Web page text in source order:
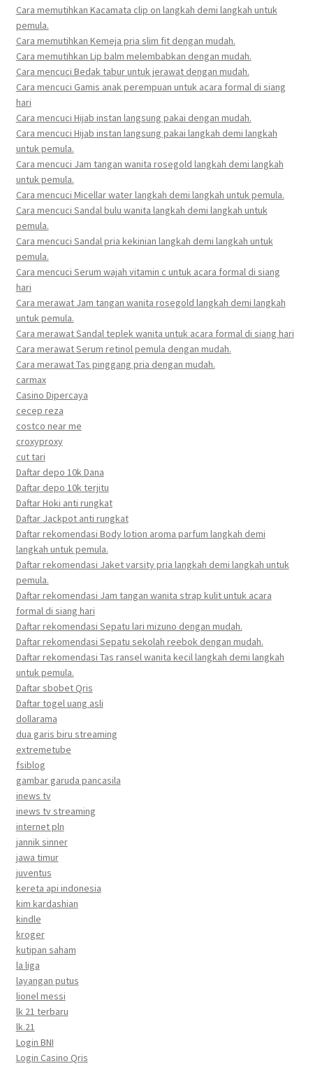
Cara memutihkan Kacamata clip on langkah demi langkah untuk
pemula.
Cara memutihkan Kemeja pria slim fit dengan mudah.
Cara memutihkan Lip balm melembabkan dengan mudah.
Cara mencuci Bedak tabur untuk jerawat dengan mudah.
Cara mencuci Gamis anak perempuan untuk acara formal di siang
hari
Cara mencuci Hijab instan langsung pakai dengan mudah.
Cara mencuci Hijab instan langsung pakai langkah demi langkah
untuk pemula.
Cara mencuci Jam tangan wanita rosegold langkah demi langkah
untuk pemula.
Cara mencuci Micellar water langkah demi langkah untuk pemula.
Cara mencuci Sandal bulu wanita langkah demi langkah untuk
pemula.
Cara mencuci Sandal pria kekinian langkah demi langkah untuk
pemula.
Cara mencuci Serum wajah vitamin c untuk acara formal di siang
hari
Cara merawat Jam tangan wanita rosegold langkah demi langkah
untuk pemula.
Cara merawat Sandal teplek wanita untuk acara formal di siang hari
Cara merawat Serum retinol pemula dengan mudah.
Cara merawat Tas pinggang pria dengan mudah.
carmax
Casino Dipercaya
cecep reza
costco near me
croxyproxy
cut tari
Daftar depo 10k Dana
Daftar depo 10k terjitu
Daftar Hoki anti rungkat
Daftar Jackpot anti rungkat
Daftar rekomendasi Body lotion aroma parfum langkah demi
langkah untuk pemula.
Daftar rekomendasi Jaket varsity pria langkah demi langkah untuk
pemula.
Daftar rekomendasi Jam tangan wanita strap kulit untuk acara
formal di siang hari
Daftar rekomendasi Sepatu lari mizuno dengan mudah.
Daftar rekomendasi Sepatu sekolah reebok dengan mudah.
Daftar rekomendasi Tas ransel wanita kecil langkah demi langkah
untuk pemula.
Daftar sbobet Qris
Daftar togel uang asli
dollarama
dua garis biru streaming
extremetube
fsiblog
gambar garuda pancasila
inews tv
inews tv streaming
internet pln
jannik sinner
jawa timur
juventus
kereta api indonesia
kim kardashian
kindle
kroger
kutipan saham
la liga
layangan putus
lionel messi
lk 21 terbaru
lk.21
Login BNI
Login Casino Qris